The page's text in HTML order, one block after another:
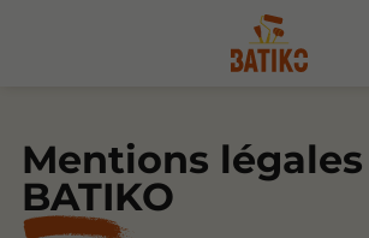
Mentions légales
BATIKO